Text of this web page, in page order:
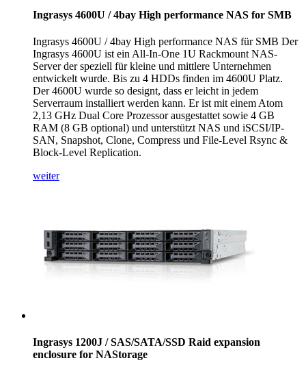
Ingrasys 4600U / 4bay High performance NAS for SMB
Ingrasys 4600U / 4bay High performance NAS für SMB Der
Ingrasys 4600U ist ein All-In-One 1U Rackmount NAS-
Server der speziell für kleine und mittlere Unternehmen
entwickelt wurde. Bis zu 4 HDDs finden im 4600U Platz.
Der 4600U wurde so designt, dass er leicht in jedem
Serverraum installiert werden kann. Er ist mit einem Atom
2,13 GHz Dual Core Prozessor ausgestattet sowie 4 GB
RAM (8 GB optional) und unterstützt NAS und iSCSI/IP-
SAN, Snapshot, Clone, Compress und File-Level Rsync &
Block-Level Replication.
weiter
Ingrasys 1200J / SAS/SATA/SSD Raid expansion
enclosure for NAStorage